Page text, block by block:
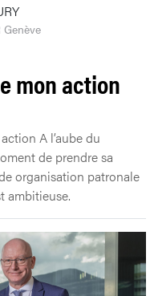
Genève
mon action
A l’aube du
de prendre sa
organisation patronale
ambitieuse.